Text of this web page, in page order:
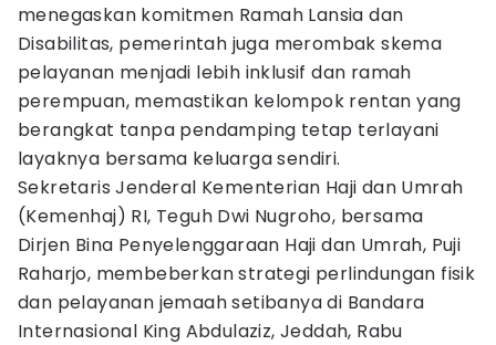
menegaskan komitmen Ramah Lansia dan
Disabilitas, pemerintah juga merombak skema
pelayanan menjadi lebih inklusif dan ramah
perempuan, memastikan kelompok rentan yang
berangkat tanpa pendamping tetap terlayani
layaknya bersama keluarga sendiri.
Sekretaris Jenderal Kementerian Haji dan Umrah
(Kemenhaj) RI, Teguh Dwi Nugroho, bersama
Dirjen Bina Penyelenggaraan Haji dan Umrah, Puji
Raharjo, membeberkan strategi perlindungan fisik
dan pelayanan jemaah setibanya di Bandara
Internasional King Abdulaziz, Jeddah, Rabu